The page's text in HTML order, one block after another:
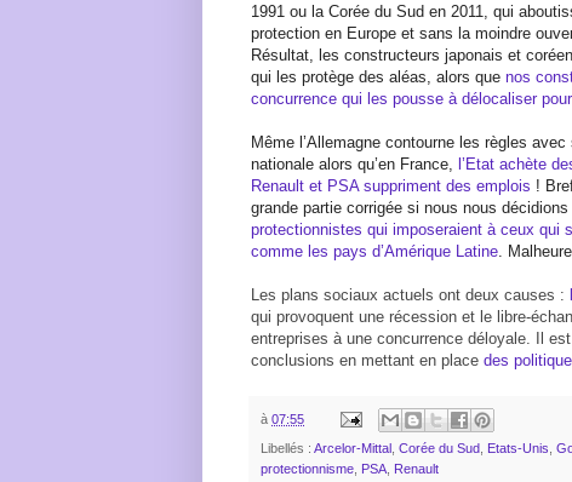
1991 ou la Corée du Sud en 2011, qui
protection en Europe et sans la moindre
Résultat, les constructeurs japonais et
qui les protège des aléas, alors que nos
concurrence qui les pousse à délocaliser
Même l’Allemagne contourne les règles
nationale alors qu’en France, l’Etat achète
Renault et PSA suppriment des emplois !
grande partie corrigée si nous nous décidions
protectionnistes qui imposeraient à ceux qui
comme les pays d’Amérique Latine .
Les plans sociaux actuels ont deux causes :
qui provoquent une récession et le libre-
entreprises à une concurrence déloyale. Il
conclusions en mettant en place des
à 07:55
Libellés : Arcelor-Mittal Corée du Sud Etats-Unis
protectionnisme PSA Renault